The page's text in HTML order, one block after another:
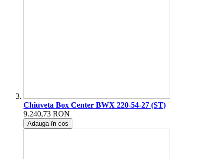
Chiuveta Box Center BWX 220-54-27 (ST)
9.240,73 RON
Adauga în cos